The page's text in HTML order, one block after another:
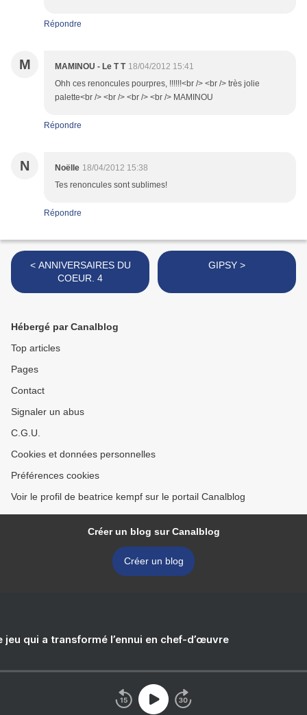
Répondre
M MAMINOU - Le T T 18/04/2012 15:41
Ohh ces renoncules pourpres, !!!!!!<br /> <br /> très jolie
palette<br /> <br /> <br /> <br /> MAMINOU
Répondre
N Noëlle 18/04/2012 15:38
Tes renoncules sont sublimes!
Répondre
< ANNIVERSAIRES DU
COEUR. 4
GIPSY >
Hébergé par Canalblog
Top articles
Pages
Contact
Signaler un abus
C.G.U.
Cookies et données personnelles
Préférences cookies
Voir le profil de beatrice kempf sur le portail Canalblog
Créer un blog sur Canalblog
Créer un blog
jeu qui a transformé l’ennui en chef-d’œuvre